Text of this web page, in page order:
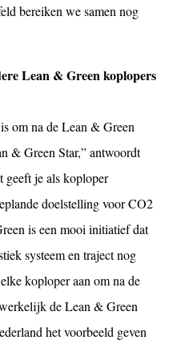
bereiken we samen nog
Lean & Green koplopers
om na de Lean & Green
& Green Star,” antwoordt
geeft je als koploper
doelstelling voor CO2
is een mooi initiatief dat
systeem en traject nog
koploper aan om na de
de Lean & Green
het voorbeeld geven